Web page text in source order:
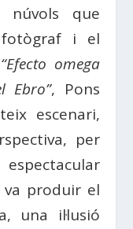
núvols que
fotògraf i el
“Efecto omega
Ebro”, Pons
escenari,
per
va produir el
una il·lusió